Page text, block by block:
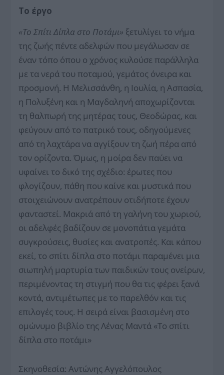
Το έργο
«Το Σπίτι Δίπλα στο Ποτάμι» ξετυλίγει το νήμα
της ζωής πέντε αδελφών που μεγάλωσαν σε
έναν τόπο όπου ο χρόνος κυλούσε παράλληλα
με τα νερά του ποταμού, γεμάτος όνειρα και
προσμονή. Η Μελισσάνθη, η Ιουλία, η Ασπασία,
η Πολυξένη και η Μαγδαληνή αποχωρίζονται
τη θαλπωρή της μητέρας τους, Θεοδώρας, και
φεύγουν από το πατρικό τους, οδηγούμενες
από τη λαχτάρα να αγγίξουν τη ζωή πέρα από
τον ορίζοντα. Όμως, η μοίρα δεν παύει να
υφαίνει το δικό της σχέδιο: έρωτες που
φλογίζουν, πάθη που καίνε και μυστικά που
στοιχειώνουν ανατρέπουν οτιδήποτε έχουν
φανταστεί. Μακριά από τη γαλήνη του χωριού,
οι αδελφές βαδίζουν σε μονοπάτια γεμάτα
συγκρούσεις, θυσίες και ανατροπές. Και κάπου
εκεί, το σπίτι δίπλα στο ποτάμι παραμένει μια
σιωπηλή μαρτυρία των παιδικών τους ονείρων,
περιμένοντας τη στιγμή που θα τις φέρει ξανά
κοντά, αντιμέτωπες με το παρελθόν και τις
επιλογές τους. Η σειρά είναι βασισμένη στο
ομώνυμο βιβλίο της Λένας Μαντά «Το σπίτι
δίπλα στο ποτάμι»
Σκηνοθεσία: Αντώνης Αγγελόπουλος